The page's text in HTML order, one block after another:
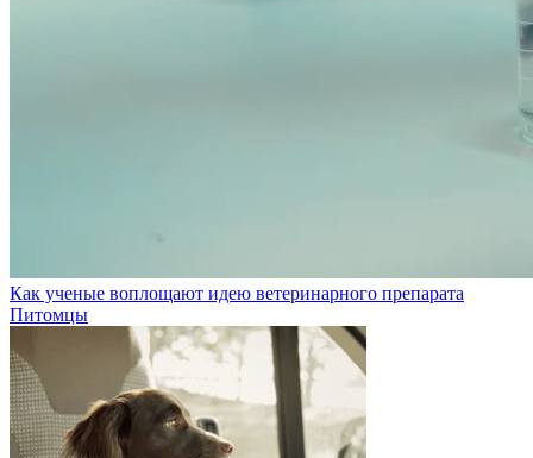
Как ученые воплощают идею ветеринарного препарата
Питомцы